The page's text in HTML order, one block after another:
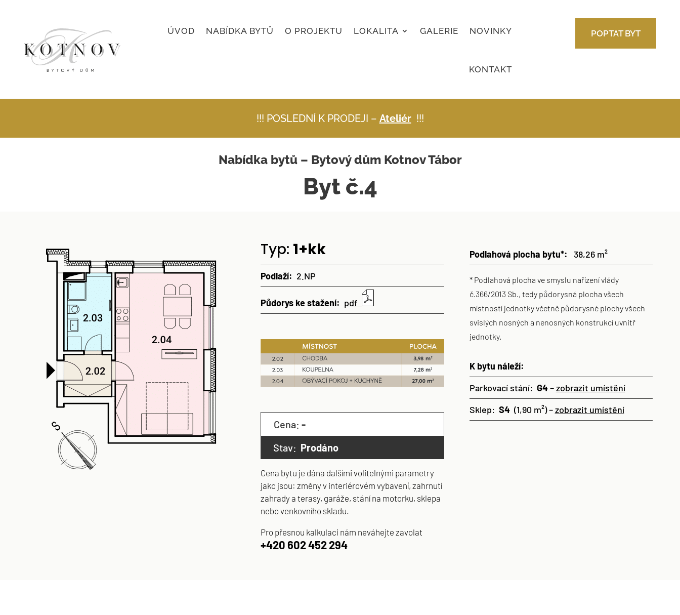
ÚVOD NABÍDKA BYTŮ O PROJEKTU LOKALITA GALERIE NOVINKY
KONTAKT
POPTAT BYT
!!! POSLEDNÍ K PRODEJI – Ateliér!!!
Nabídka bytů – Bytový dům Kotnov Tábor
Byt č.4
Typ: 1+kk
Podlaží: 2.NP
Půdorys ke stažení: pdf
Cena:-
Stav: Prodáno
Cena bytu je dána dalšími volitelnými parametry
jako jsou: změny v interiérovém vybavení, zahrnutí
zahrady a terasy, garáže, stání na motorku, sklepa
nebo venkovního skladu.
Pro přesnou kalkulaci nám neváhejte zavolat
+420 602 452 294
Podlahová plocha bytu*: 38,26 m²
* Podlahová plocha ve smyslu nařízení vlády
č.366/2013 Sb., tedy půdorysná plocha všech
místností jednotky včetně půdorysné plochy všech
svislých nosných a nenosných konstrukcí uvnitř
jednotky.
K bytu náleží:
Parkovací stání: G4 –zobrazit umístění
Sklep: S4 (1,90 m²) –zobrazit umístění